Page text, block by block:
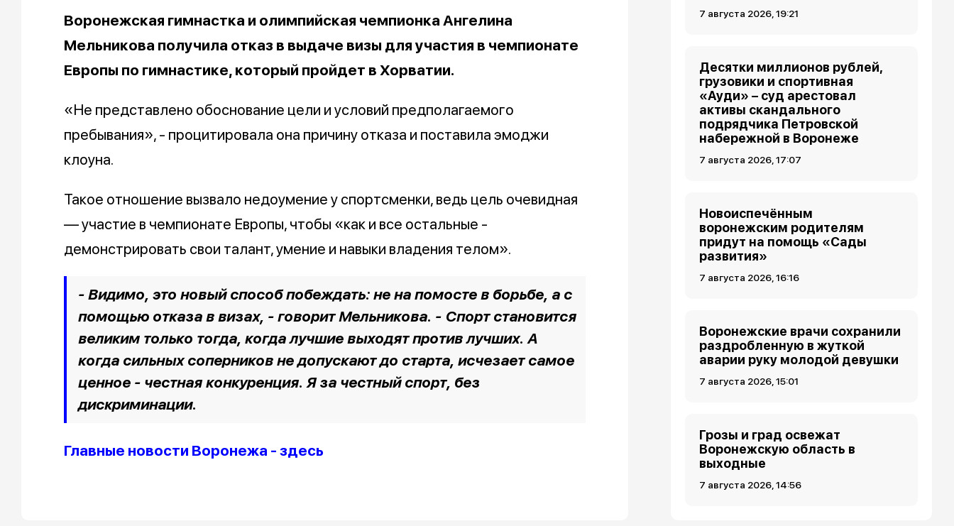
Воронежская гимнастка и олимпийская чемпионка Ангелина
Мельникова получила отказ в выдаче визы для участия в чемпионате
Европы по гимнастике, который пройдет в Хорватии.
«Не представлено обоснование цели и условий предполагаемого
пребывания», - процитировала она причину отказа и поставила эмоджи
клоуна.
Такое отношение вызвало недоумение у спортсменки, ведь цель очевидная
— участие в чемпионате Европы, чтобы «как и все остальные -
демонстрировать свои талант, умение и навыки владения телом».
- Видимо, это новый способ побеждать: не на помосте в борьбе, а с
помощью отказа в визах, - говорит Мельникова. - Спорт становится
великим только тогда, когда лучшие выходят против лучших. А
когда сильных соперников не допускают до старта, исчезает самое
ценное - честная конкуренция. Я за честный спорт, без
дискриминации.
Главные новости Воронежа - здесь
7 августа 2026, 19:21
Десятки миллионов рублей,
грузовики и спортивная
«Ауди» – суд арестовал
активы скандального
подрядчика Петровской
набережной в Воронеже
7 августа 2026, 17:07
Новоиспечённым
воронежским родителям
придут на помощь «Сады
развития»
7 августа 2026, 16:16
Воронежские врачи сохранили
раздробленную в жуткой
аварии руку молодой девушки
7 августа 2026, 15:01
Грозы и град освежат
Воронежскую область в
выходные
7 августа 2026, 14:56